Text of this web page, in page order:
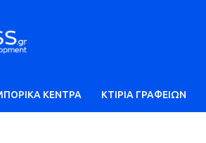
ΚΕΝΤΡΑ ΚΤΙΡΙΑ ΓΡΑΦΕΙΩΝ